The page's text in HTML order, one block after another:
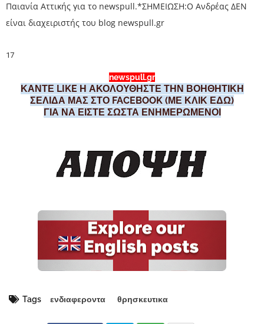
Παιανία Αττικής για το newspull.*ΣΗΜΕΙΩΣΗ:Ο Ανδρέας ΔΕΝ
είναι διαχειριστής του blog newspull.gr
17
newspull.gr
ΚΑΝΤΕ LIKE Η ΑΚΟΛΟΥΘΗΣΤΕ ΤΗΝ ΒΟΗΘΗΤΙΚΗ
ΣΕΛΙΔΑ ΜΑΣ ΣΤΟ FACEBOOK (ΜΕ ΚΛΙΚ ΕΔΩ)
ΓΙΑ ΝΑ ΕΙΣΤΕ ΣΩΣΤΑ ΕΝΗΜΕΡΩΜΕΝΟΙ
Tags ενδιαφεροντα θρησκευτικα